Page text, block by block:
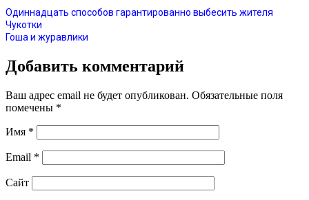
Одиннадцать способов гарантированно выбесить жителя
Чукотки
Гоша и журавлики
Добавить комментарий
Ваш адрес email не будет опубликован. Обязательные поля
помечены *
Имя *
Email *
Сайт